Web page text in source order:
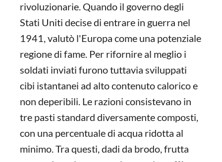
rivoluzionarie. Quando il governo degli
Stati Uniti decise di entrare in guerra nel
1941, valutò l'Europa come una potenziale
regione di fame. Per rifornire al meglio i
soldati inviati furono tuttavia sviluppati
cibi istantanei ad alto contenuto calorico e
non deperibili. Le razioni consistevano in
tre pasti standard diversamente composti,
con una percentuale di acqua ridotta al
minimo. Tra questi, dadi da brodo, frutta